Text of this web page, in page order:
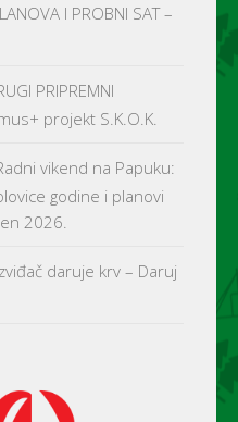
I PROBNI SAT –
PRIPREMNI
projekt S.K.O.K.
vikend na Papuku:
godine i planovi
2026.
daruje krv – Daruj